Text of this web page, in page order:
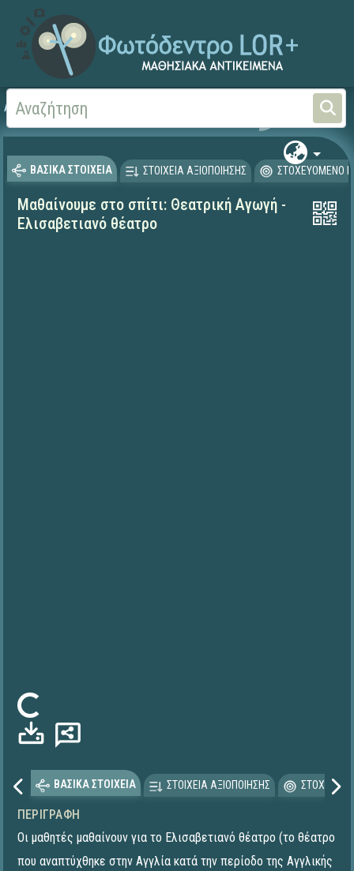
Αρχική Μαθαίνουμε στο Σπίτι
ΒΑΣΙΚΑ ΣΤΟΙΧΕΙΑ ΣΤΟΙΧΕΙΑ ΑΞΙΟΠΟΙΗΣΗΣ ΣΤΟΧΕΥΟΜΕΝΟ
Μαθαίνουμε στο σπίτι: Θεατρική Αγωγή -
Ελισαβετιανό θέατρο
Φόρτωση...
ΒΑΣΙΚΑ ΣΤΟΙΧΕΙΑ ΣΤΟΙΧΕΙΑ ΑΞΙΟΠΟΙΗΣΗΣ
ΠΕΡΙΓΡΑΦΉ
Οι μαθητές μαθαίνουν για το Ελισαβετιανό θέατρο (το θέατρο
που αναπτύχθηκε στην Αγγλία κατά την περίοδο της Αγγλικής